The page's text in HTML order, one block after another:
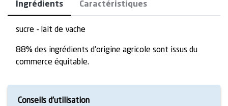
Ingrédients Caractéristiques
sucre - lait de vache
88% des ingrédients d’origine agricole sont issus du
commerce équitable.
Conseils d’utilisation